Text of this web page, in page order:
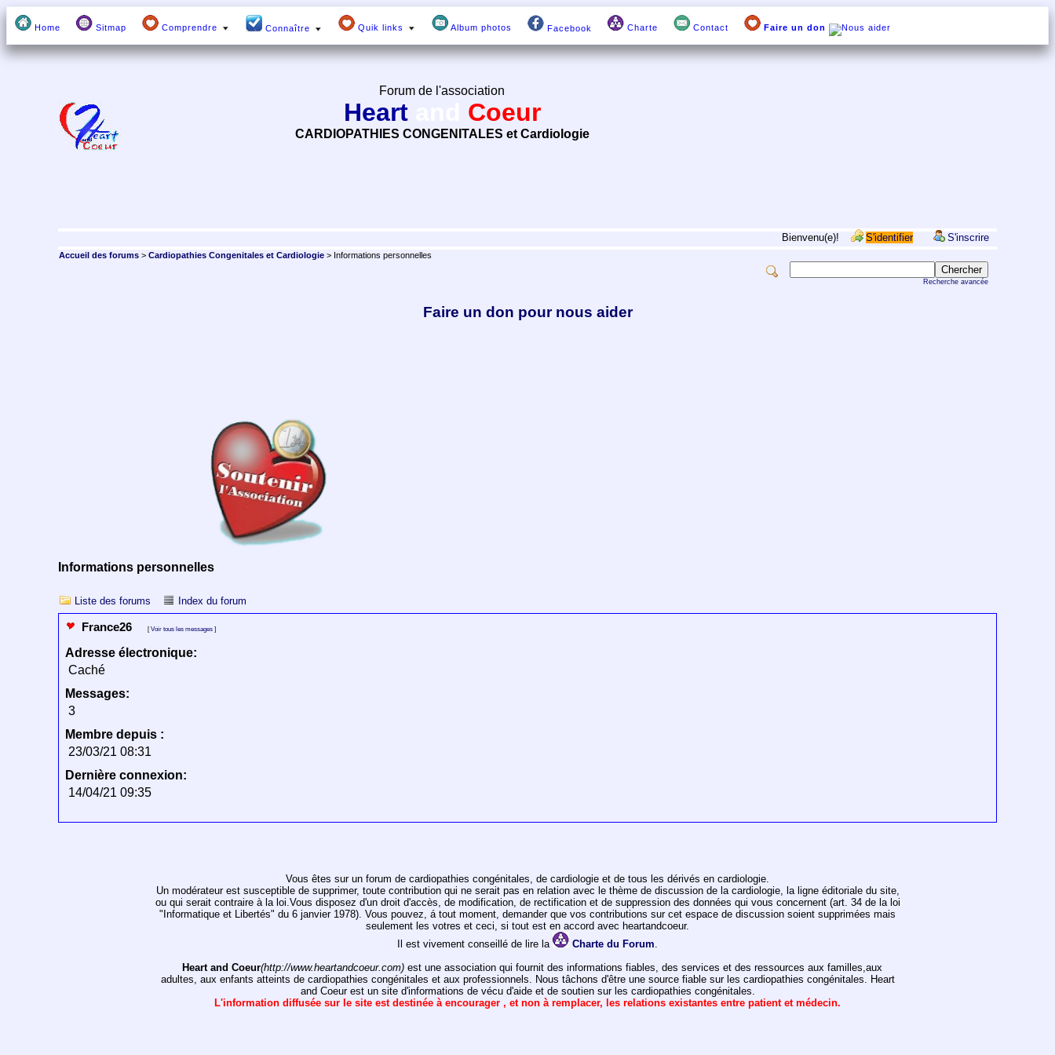
Home Sitmap Comprendre Connaître Quik links Album photos Facebook Charte Contact Faire un don
Forum de l'association
Heart Coeur
CARDIOPATHIES CONGENITALES et Cardiologie
Bienvenu(e)! S'identifier S'inscrire
Accueil des forums >Cardiopathies Congenitales et Cardiologie > Informations personnelles
Recherche avancée
Faire un don pour nous aider
Informations personnelles
Liste des forums Index du forum
France26 [Voir tous les messages ]
Adresse électronique:
Caché
Messages:
3
Membre depuis :
23/03/21 08:31
Dernière connexion:
14/04/21 09:35
Vous êtes sur un forum de cardiopathies congénitales, de cardiologie et de tous les dérivés en cardiologie.
Un modérateur est susceptible de supprimer, toute contribution qui ne serait pas en relation avec le thème de discussion de la cardiologie, la ligne éditoriale du site,
ou qui serait contraire à la loi.Vous disposez d'un droit d'accès, de modification, de rectification et de suppression des données qui vous concernent (art. 34 de la loi
"Informatique et Libertés" du 6 janvier 1978). Vous pouvez, á tout moment, demander que vos contributions sur cet espace de discussion soient supprimées mais
seulement les votres et ceci, si tout est en accord avec heartandcoeur.
Il est vivement conseillé de lire la
Charte du Forum.
Heart and Coeur(http://www.heartandcoeur.com) est une association qui fournit des informations fiables, des services et des ressources aux familles,aux
adultes, aux enfants atteints de cardiopathies congénitales et aux professionnels. Nous tâchons d'être une source fiable sur les cardiopathies congénitales. Heart
and Coeur est un site d'informations de vécu d'aide et de soutien sur les cardiopathies congénitales.
L'information diffusée sur le site est destinée à encourager , et non à remplacer, les relations existantes entre patient et médecin.